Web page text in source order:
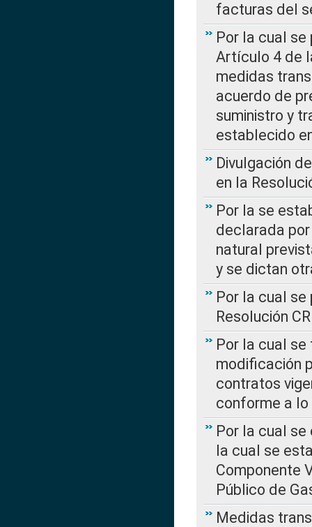
facturas del
Por la cual
Artículo 4 de
medidas
acuerdo de
suministro y
establecido
Divulgación
en la
Por la se
declarada
natural
y se dictan
Por la cual
Resolución
Por la cual
modificación
contratos
conforme a lo
Por la cual se
la cual se
Componente
Público de
Medidas